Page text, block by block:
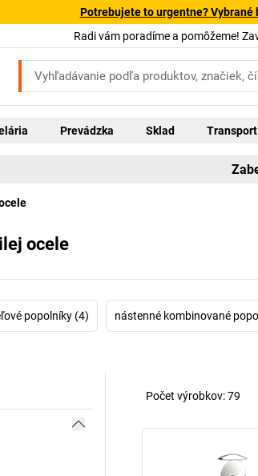
Potrebujete to urgentne? Vybrané
Radi vám poradíme a pomôžeme!
Prevádzka Sklad Transport
ocele
popolníky (4) nástenné kombinované
Počet výrobkov:79